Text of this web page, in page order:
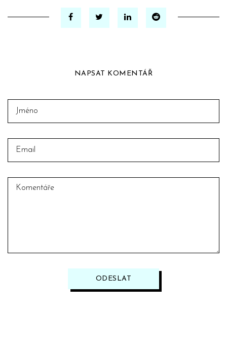
NAPSAT KOMENTÁŘ
ODESLAT